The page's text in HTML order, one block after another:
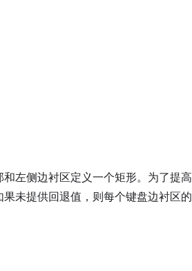
左侧边衬区定义一个矩形。为了提高
未提供回退值，则每个键盘边衬区的